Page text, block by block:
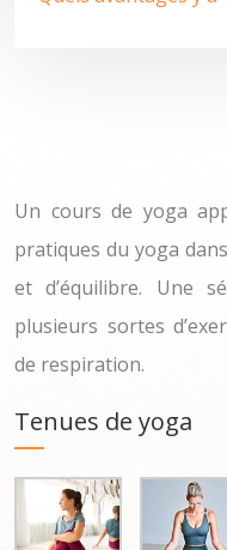
Un cours de yoga
pratiques du yoga
et d’équilibre. Une
plusieurs sortes
de respiration.
Tenues de yoga